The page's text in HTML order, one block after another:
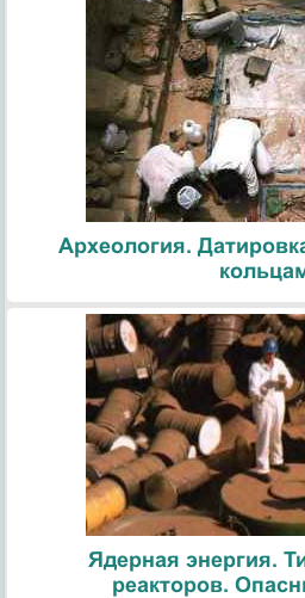
Археология.
Ядерная энергия.
реакторов.